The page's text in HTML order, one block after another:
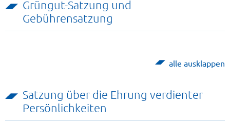
Grüngut-Satzung und
Gebührensatzung
alle ausklappen
Satzung über die Ehrung verdienter
Persönlichkeiten